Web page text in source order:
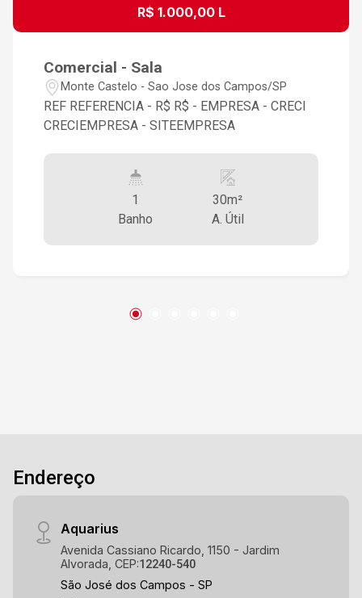
R$ 1.000,00 L
Comercial - Sala
Monte Castelo - Sao Jose dos Campos/SP
REF REFERENCIA - R$ R$ - EMPRESA - CRECI
CRECIEMPRESA - SITEEMPRESA
1
Banho
30m²
A. Útil
Endereço
Aquarius
Avenida Cassiano Ricardo, 1150 - Jardim
Alvorada, CEP:12240-540
São José dos Campos - SP